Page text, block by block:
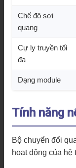
Chế độ sợi
quang
Cự ly truyền tối
đa
Dạng module
Tính năng
Bộ chuyển đổi
hoạt động của hệ